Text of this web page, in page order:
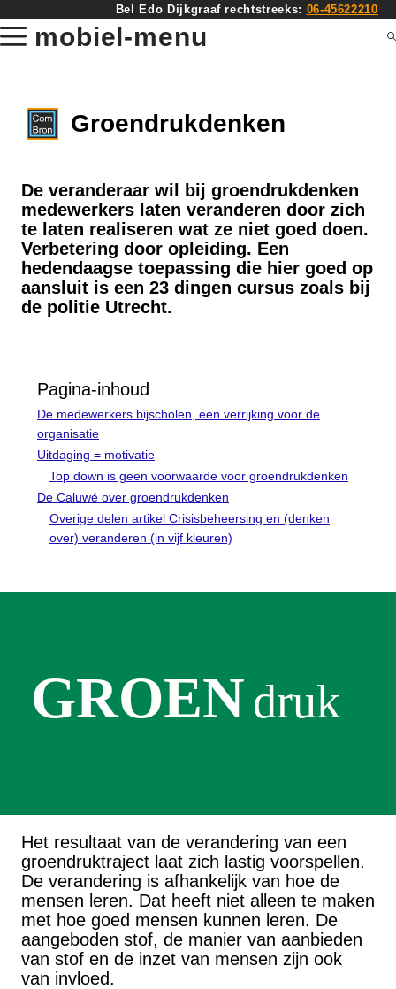
naar
de
Bel Edo Dijkgraaf rechtstreeks: 06-45622210
mobiel-menu
Groendrukdenken
De veranderaar wil bij groendrukdenken
medewerkers laten veranderen door zich
te laten realiseren wat ze niet goed doen.
Verbetering door opleiding. Een
hedendaagse toepassing die hier goed op
aansluit is een 23 dingen cursus zoals bij
de politie Utrecht.
Pagina-inhoud
De medewerkers bijscholen, een verrijking voor de
organisatie
Uitdaging = motivatie
Top down is geen voorwaarde voor groendrukdenken
De Caluwé over groendrukdenken
Overige delen artikel Crisisbeheersing en (denken
over) veranderen (in vijf kleuren)
Het resultaat van de verandering van een
groendruktraject laat zich lastig voorspellen.
De verandering is afhankelijk van hoe de
mensen leren. Dat heeft niet alleen te maken
met hoe goed mensen kunnen leren. De
aangeboden stof, de manier van aanbieden
van stof en de inzet van mensen zijn ook
van invloed.